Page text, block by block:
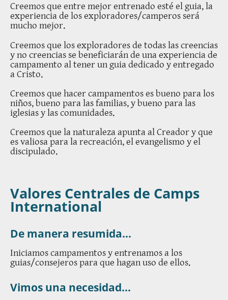
Creemos que entre mejor entrenado esté el guia, la
experiencia de los exploradores/camperos será
mucho mejor.
Creemos que los exploradores de todas las creencias
y no creencias se beneficiarán de una experiencia de
campamento al tener un guia dedicado y entregado
a Cristo.
Creemos que hacer campamentos es bueno para los
niños, bueno para las familias, y bueno para las
iglesias y las comunidades.
Creemos que la naturaleza apunta al Creador y que
es valiosa para la recreación, el evangelismo y el
discipulado.
Valores Centrales de Camps
International
De manera resumida...
Iniciamos campamentos y entrenamos a los
guias/consejeros para que hagan uso de ellos.
Vimos una necesidad...